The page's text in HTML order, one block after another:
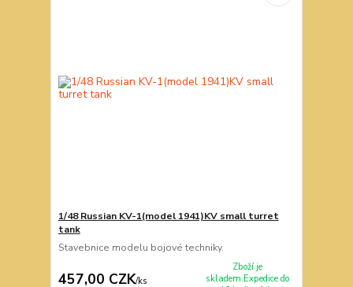
1/48 Russian KV-1(model 1941)KV small turret
tank
Stavebnice modelu bojové techniky.
457,00 CZK/ks
Zboží je
skladem.Expedice do